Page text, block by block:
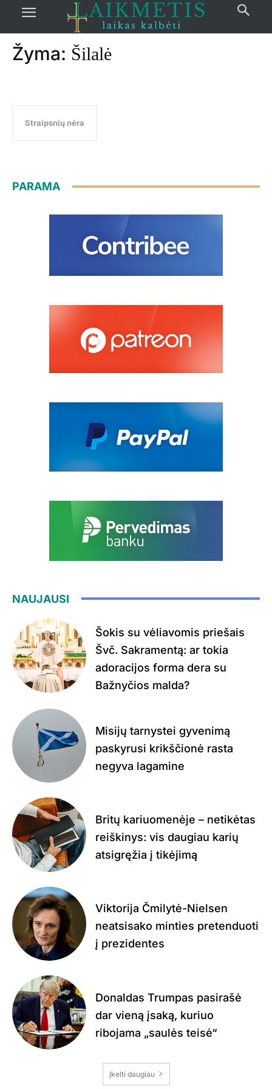
žymos Šilalė
Žyma: Šilalė
Straipsnių nėra
PARAMA
NAUJAUSI
Šokis su vėliavomis priešais
Švč. Sakramentą: ar tokia
adoracijos forma dera su
Bažnyčios malda?
Misijų tarnystei gyvenimą
paskyrusi krikščionė rasta
negyva lagamine
Britų kariuomenėje – netikėtas
reiškinys: vis daugiau karių
atsigręžia į tikėjimą
Viktorija Čmilytė-Nielsen
neatsisako minties pretenduoti
į prezidentes
Donaldas Trumpas pasirašė
dar vieną įsaką, kuriuo
ribojama „saulės teisė“
Įkelti daugiau